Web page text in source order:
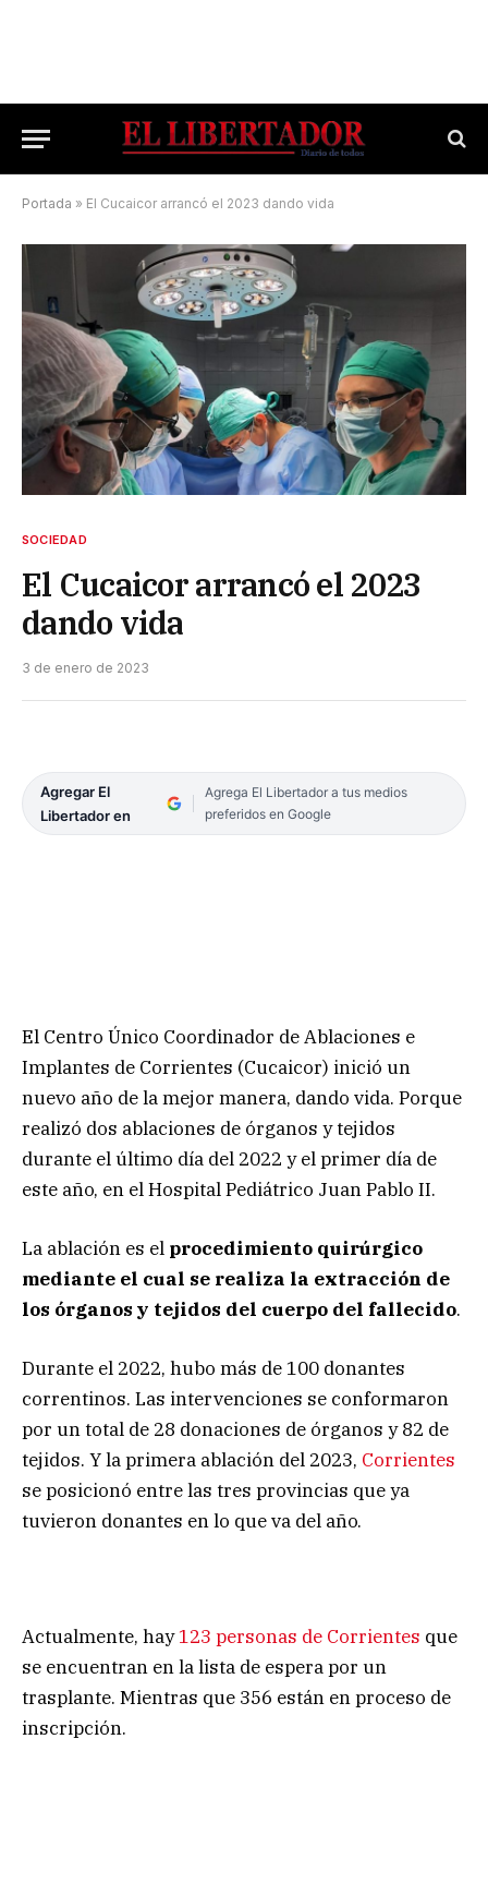
Portada » El Cucaicor arrancó el 2023 dando vida
SOCIEDAD
El Cucaicor arrancó el 2023
dando vida
3 de enero de 2023
Agregar El
Libertador en
Agrega El Libertador a tus medios
preferidos en Google
El Centro Único Coordinador de Ablaciones e
Implantes de Corrientes (Cucaicor) inició un
nuevo año de la mejor manera, dando vida. Porque
realizó dos ablaciones de órganos y tejidos
durante el último día del 2022 y el primer día de
este año, en el Hospital Pediátrico Juan Pablo II.
La ablación es el procedimiento quirúrgico
mediante el cual se realiza la extracción de
los órganos y tejidos del cuerpo del fallecido.
Durante el 2022, hubo más de 100 donantes
correntinos. Las intervenciones se conformaron
por un total de 28 donaciones de órganos y 82 de
tejidos. Y la primera ablación del 2023, Corrientes
se posicionó entre las tres provincias que ya
tuvieron donantes en lo que va del año.
Actualmente, hay123 personas de Corrientes que
se encuentran en la lista de espera por un
trasplante. Mientras que 356 están en proceso de
inscripción.